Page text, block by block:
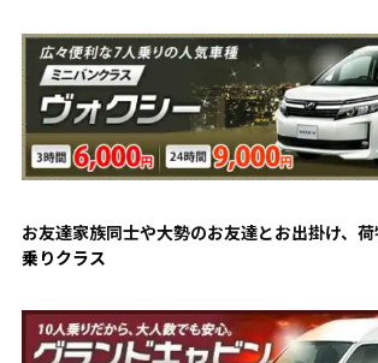
お友達家族同士や大勢のお友達とお出掛け、
乗りクラス